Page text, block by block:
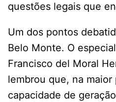
questões legais que
Um dos pontos
Belo Monte. O
Francisco del Moral
lembrou que, na
capacidade de